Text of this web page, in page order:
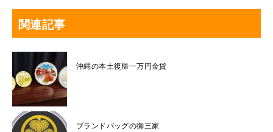
関連記事
沖縄の本土復帰一万円金貨
ブランドバッグの御三家